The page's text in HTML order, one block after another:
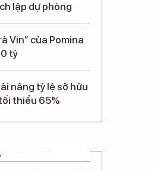
lập dự phòng
Vin” của Pomina
tỷ
nâng tỷ lệ sở hữu
thiểu 65%
BỎ QUA